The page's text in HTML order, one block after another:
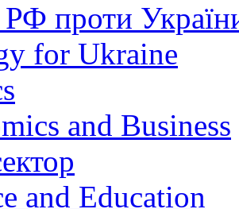
РФ проти
for Ukraine
and Business
and Education